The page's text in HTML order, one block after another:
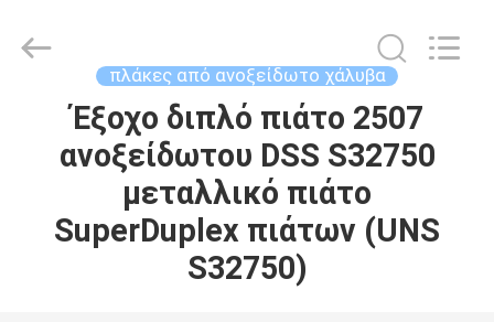
ΣΠΊΤΙ
ΠΡΟΪΌΝΤΑ
ΠΕΡΊΠΟΥ
INDUSTRIAL
LIMITED.
πλάκες από ανοξείδωτο χάλυβα
Έξοχο διπλό πιάτο 2507
ανοξείδωτου DSS S32750
μεταλλικό πιάτο
SuperDuplex πιάτων (UNS
S32750)